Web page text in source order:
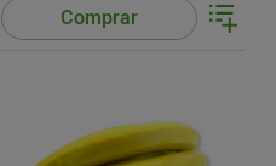
Comprar